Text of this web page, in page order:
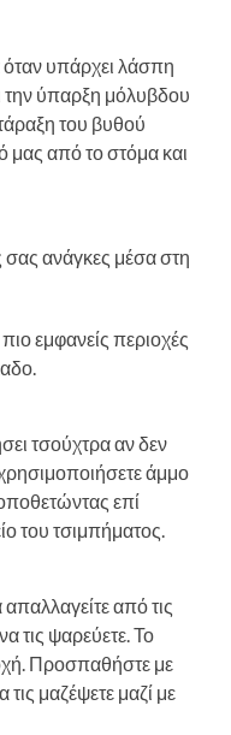
υπάρχει λάσπη
την ύπαρξη μόλυβδου
του βυθού
μας από το στόμα και
σας ανάγκες μέσα στη
εμφανείς περιοχές
τσούχτρα αν δεν
άμμο
επί
του τσιμπήματος.
από τις
τις ψαρεύετε. Το
Προσπαθήστε με
μαζέψετε μαζί με